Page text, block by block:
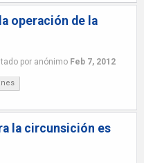
operación de la
por anónimo Feb 7, 2012
la circunsición es